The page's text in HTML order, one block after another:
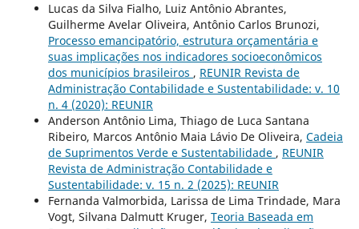
Lucas da Silva Fialho, Luiz Antônio Abrantes,
Guilherme Avelar Oliveira, Antônio Carlos Brunozi,
Processo emancipatório, estrutura orçamentária e
suas implicações nos indicadores socioeconômicos
dos municípios brasileiros , REUNIR Revista de
Administração Contabilidade e Sustentabilidade: v. 10
n. 4 (2020): REUNIR
Anderson Antônio Lima, Thiago de Luca Santana
Ribeiro, Marcos Antônio Maia Lávio De Oliveira, Cadeia
de Suprimentos Verde e Sustentabilidade , REUNIR
Revista de Administração Contabilidade e
Sustentabilidade: v. 15 n. 2 (2025): REUNIR
Fernanda Valmorbida, Larissa de Lima Trindade, Mara
Vogt, Silvana Dalmutt Kruger, Teoria Baseada em